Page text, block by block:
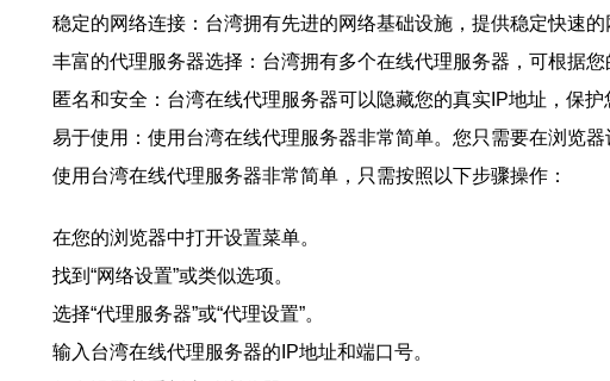
稳定的网络连接：台湾拥有先进的网络基础设施，提供稳定快速
丰富的代理服务器选择：台湾拥有多个在线代理服务器，可根据
匿名和安全：台湾在线代理服务器可以隐藏您的真实IP地址，保
易于使用：使用台湾在线代理服务器非常简单。您只需要在浏览
使用台湾在线代理服务器非常简单，只需按照以下步骤操作：
在您的浏览器中打开设置菜单。
找到“网络设置”或类似选项。
选择“代理服务器”或“代理设置”。
输入台湾在线代理服务器的IP地址和端口号。